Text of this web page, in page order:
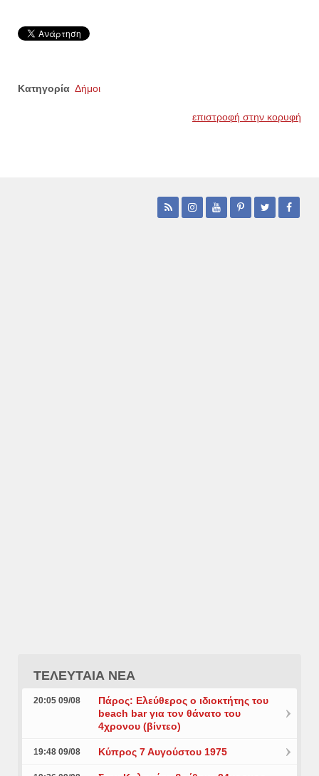
Κατηγορία Δήμοι
επιστροφή στην κορυφή
ΤΕΛΕΥΤΑΙΑ ΝΕΑ
20:05 09/08
Πάρος: Ελεύθερος ο ιδιοκτήτης του
beach bar για τον θάνατο του
4χρονου (βίντεο)
19:48 09/08 Κύπρος 7 Αυγούστου 1975